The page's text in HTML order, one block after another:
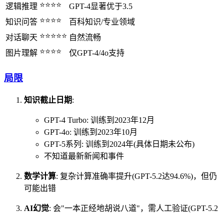
逻辑推理 ⭐⭐⭐⭐
GPT-4显著优于3.5
知识问答 ⭐⭐⭐⭐
百科知识/专业领域
对话聊天 ⭐⭐⭐⭐⭐ 自然流畅
图片理解 ⭐⭐⭐⭐ 仅GPT-4/4o支持
局限
知识截止日期:
GPT-4 Turbo: 训练到2023年12月
GPT-4o: 训练到2023年10月
GPT-5系列: 训练到2024年(具体日期未公布)
不知道最新新闻和事件
数学计算: 复杂计算准确率提升(GPT-5.2达94.6%)，但仍
可能出错
AI幻觉: 会"一本正经地胡说八道"，需人工验证(GPT-5.2